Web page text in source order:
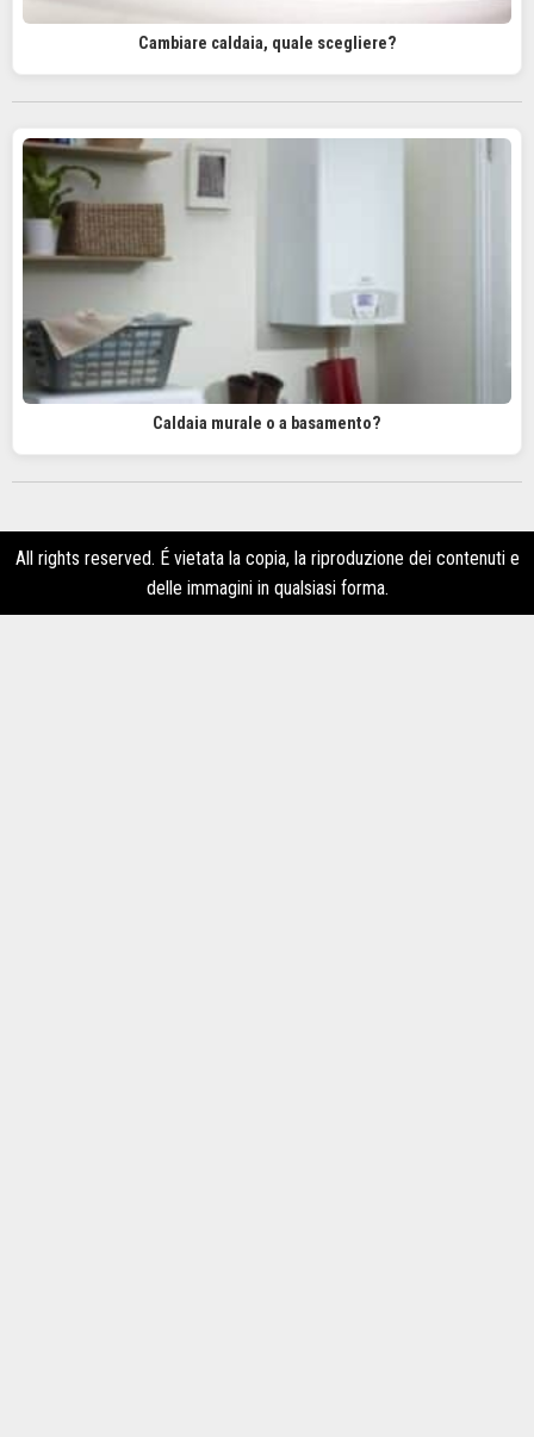
Cambiare caldaia, quale scegliere?
Caldaia murale o a basamento?
All rights reserved. É vietata la copia, la riproduzione dei contenuti e
delle immagini in qualsiasi forma.